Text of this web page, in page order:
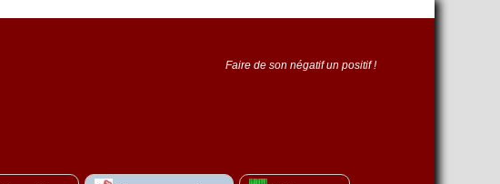
Faire de son négatif un positif !